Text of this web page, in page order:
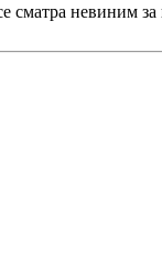
невиним